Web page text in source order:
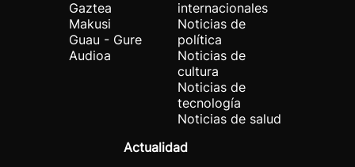
Gaztea
Makusi
Guau - Gure
Audioa
internacionales
Noticias de
política
Noticias de
cultura
Noticias de
tecnología
Noticias de salud
Actualidad